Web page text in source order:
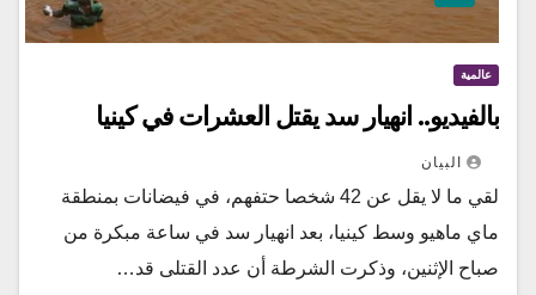
عالمية
بالفيديو.. انهيار سد يقتل العشرات في كينيا
البيان
لقي ما لا يقل عن 42 شخصا حتفهم، في فيضانات بمنطقة
ماي ماهيو وسط كينيا، بعد انهيار سد في ساعة مبكرة من
صباح الإثنين، وذكرت الشرطة أن عدد القتلى قد…